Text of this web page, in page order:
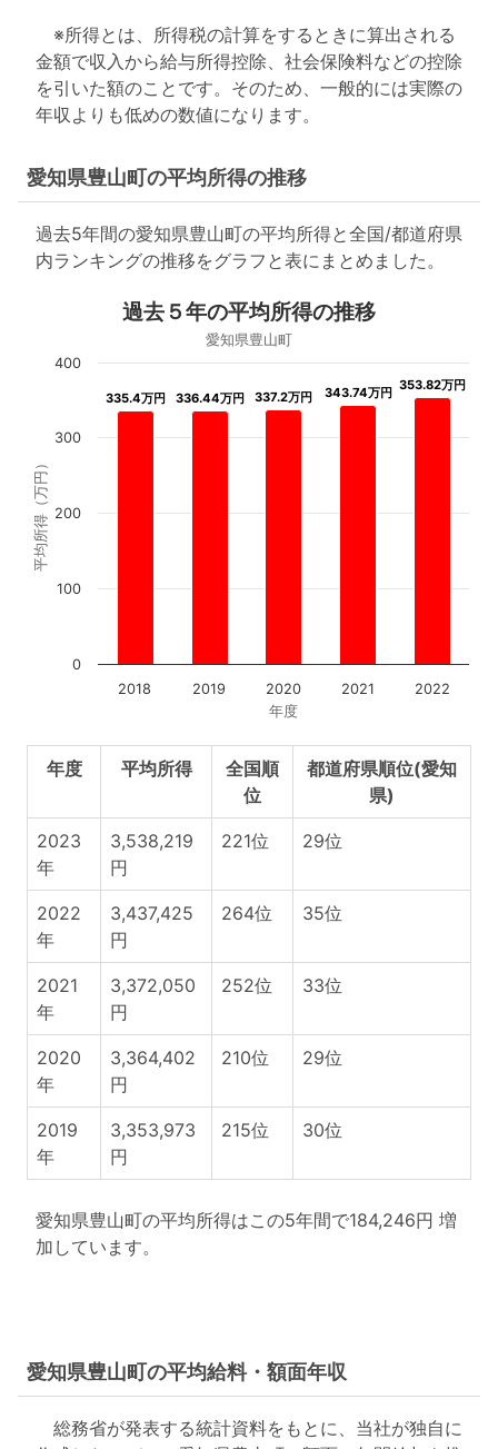
※所得とは、所得税の計算をするときに算出される
金額で収入から給与所得控除、社会保険料などの控除
を引いた額のことです。そのため、一般的には実際の
年収よりも低めの数値になります。
愛知県豊山町の平均所得の推移
過去5年間の愛知県豊山町の平均所得と全国/都道府県
内ランキングの推移をグラフと表にまとめました。
年度
平均所得（万円）
過去５年の平均所得の推移
愛知県豊山町
335.4万円
335.4万円 336.44万円
336.44万円 337.2万円
337.2万円 343.74万円
343.74万円 353.82万円
353.82万円
2018 2019 2020 2021 2022
0
100
200
300
400
年度 平均所得
全国順
位
都道府県順位(愛知
県)
2023
年
3,538,219
円
221位 29位
2022
年
3,437,425
円
264位 35位
2021
年
3,372,050
円
252位 33位
2020
年
3,364,402
円
210位 29位
2019
年
3,353,973
円
215位 30位
愛知県豊山町の平均所得はこの5年間で184,246円 増
加しています。
愛知県豊山町の平均給料・額面年収
総務省が発表する統計資料をもとに、当社が独自に